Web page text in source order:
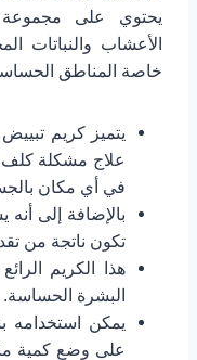
يحتوي على مجموعة
الأعشاب والنباتات
خاصة المناطق
يتميز كريم
علاج مشكلة كلف
في أي مكان
بالإضافة إلى
تكون ناتجة من
هذا الكريم
البشرة الحساسة.
يمكن
على وضع كمية